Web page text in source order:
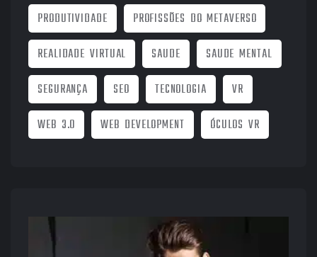
PRODUTIVIDADE
PROFISSÕES DO METAVERSO
REALIDADE VIRTUAL
SAUDE
SAUDE MENTAL
SEGURANÇA
SEO TECNOLOGIA
VR
WEB 3.0
WEB DEVELOPMENT ÓCULOS VR